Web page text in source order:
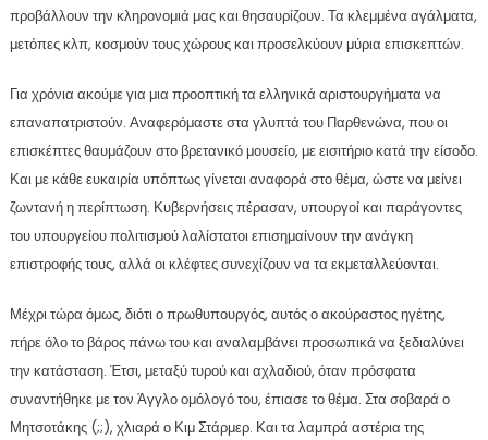
προβάλλουν την κληρονομιά μας και θησαυρίζουν. Τα κλεμμένα αγάλματα,
μετόπες κλπ, κοσμούν τους χώρους και προσελκύουν μύρια επισκεπτών.
Για χρόνια ακούμε για μια προοπτική τα ελληνικά αριστουργήματα να
επαναπατριστούν. Αναφερόμαστε στα γλυπτά του Παρθενώνα, που οι
επισκέπτες θαυμάζουν στο βρετανικό μουσείο, με εισιτήριο κατά την είσοδο.
Και με κάθε ευκαιρία υπόπτως γίνεται αναφορά στο θέμα, ώστε να μείνει
ζωντανή η περίπτωση. Κυβερνήσεις πέρασαν, υπουργοί και παράγοντες
του υπουργείου πολιτισμού λαλίστατοι επισημαίνουν την ανάγκη
επιστροφής τους, αλλά οι κλέφτες συνεχίζουν να τα εκμεταλλεύονται.
Μέχρι τώρα όμως, διότι ο πρωθυπουργός, αυτός ο ακούραστος ηγέτης,
πήρε όλο το βάρος πάνω του και αναλαμβάνει προσωπικά να ξεδιαλύνει
την κατάσταση. Έτσι, μεταξύ τυρού και αχλαδιού, όταν πρόσφατα
συναντήθηκε με τον Άγγλο ομόλογό του, έπιασε το θέμα. Στα σοβαρά ο
Μητσοτάκης (;;), χλιαρά ο Κιμ Στάρμερ. Και τα λαμπρά αστέρια της